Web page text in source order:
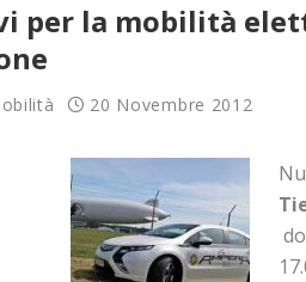
per la mobilità
20 Novembre 2012